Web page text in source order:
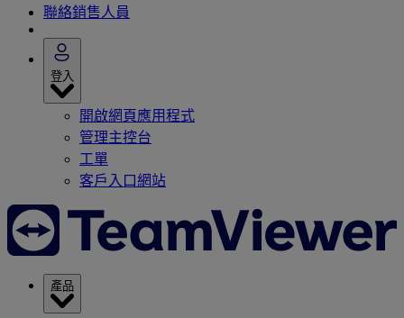
聯絡銷售人員
登入
開啟網頁應用程式
管理主控台
工單
客戶入口網站
產品